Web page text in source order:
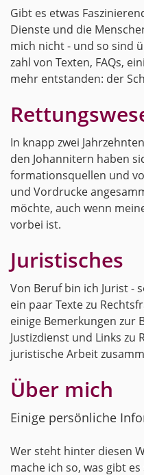
Gibt es etwas
Diens­te und die
mich nicht - und so sind
zahl von Tex­ten, FAQs,
mehr ent­stan­den: der
In knapp zwei
den Jo­han­ni­tern haben
for­ma­ti­ons­quel­len und
und Vor­dru­cke
möch­te, auch wenn
vor­bei ist.
Ju­ris­ti­sches
Von Beruf bin ich Ju­rist -
ein paar Texte zu
ei­ni­ge Be­mer­kun­gen zur
Jus­tiz­dienst und Links zu
ju­ris­ti­sche Ar­beit
Über mich
Ei­ni­ge per­sön­li­che
Wer steht hin­ter die­sen
mache ich so, was gibt